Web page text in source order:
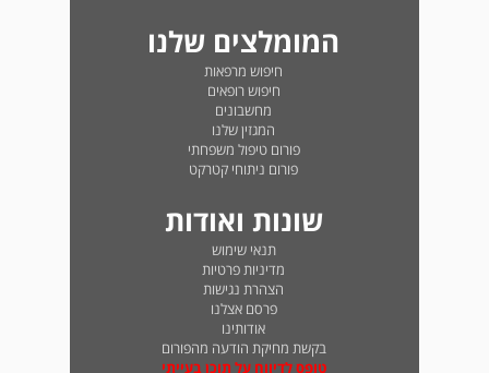
המומלצים שלנו
חיפוש מרפאות
חיפוש רופאים
מחשבונים
המגזין שלנו
פורום טיפול משפחתי
פורום ניתוחי קטרקט
שונות ואודות
תנאי שימוש
מדיניות פרטיות
הצהרת נגישות
פרסם אצלנו
אודותינו
בקשת מחיקת הודעה מהפורום
טופס לדיווח על תוכן בעייתי